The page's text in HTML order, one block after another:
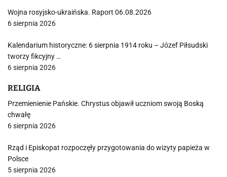
Wojna rosyjsko-ukraińska. Raport 06.08.2026
6 sierpnia 2026
Kalendarium historyczne: 6 sierpnia 1914 roku – Józef Piłsudski
tworzy fikcyjny …
6 sierpnia 2026
RELIGIA
Przemienienie Pańskie. Chrystus objawił uczniom swoją Boską
chwałę
6 sierpnia 2026
Rząd i Episkopat rozpoczęły przygotowania do wizyty papieża w
Polsce
5 sierpnia 2026